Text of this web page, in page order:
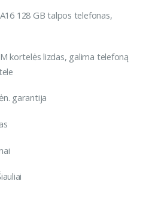
128 GB talpos telefonas,
kortelės lizdas, galima telefoną
garantija